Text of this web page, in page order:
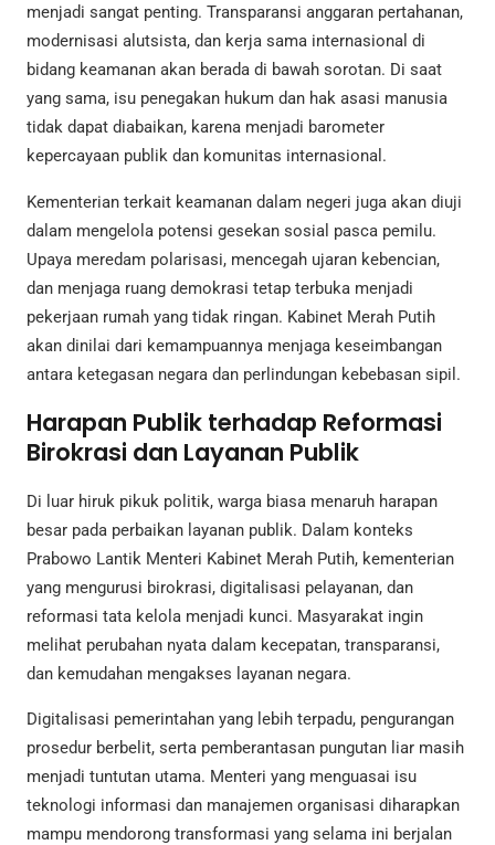
menjadi sangat penting. Transparansi anggaran pertahanan,
modernisasi alutsista, dan kerja sama internasional di
bidang keamanan akan berada di bawah sorotan. Di saat
yang sama, isu penegakan hukum dan hak asasi manusia
tidak dapat diabaikan, karena menjadi barometer
kepercayaan publik dan komunitas internasional.
Kementerian terkait keamanan dalam negeri juga akan diuji
dalam mengelola potensi gesekan sosial pasca pemilu.
Upaya meredam polarisasi, mencegah ujaran kebencian,
dan menjaga ruang demokrasi tetap terbuka menjadi
pekerjaan rumah yang tidak ringan. Kabinet Merah Putih
akan dinilai dari kemampuannya menjaga keseimbangan
antara ketegasan negara dan perlindungan kebebasan sipil.
Harapan Publik terhadap Reformasi
Birokrasi dan Layanan Publik
Di luar hiruk pikuk politik, warga biasa menaruh harapan
besar pada perbaikan layanan publik. Dalam konteks
Prabowo Lantik Menteri Kabinet Merah Putih, kementerian
yang mengurusi birokrasi, digitalisasi pelayanan, dan
reformasi tata kelola menjadi kunci. Masyarakat ingin
melihat perubahan nyata dalam kecepatan, transparansi,
dan kemudahan mengakses layanan negara.
Digitalisasi pemerintahan yang lebih terpadu, pengurangan
prosedur berbelit, serta pemberantasan pungutan liar masih
menjadi tuntutan utama. Menteri yang menguasai isu
teknologi informasi dan manajemen organisasi diharapkan
mampu mendorong transformasi yang selama ini berjalan